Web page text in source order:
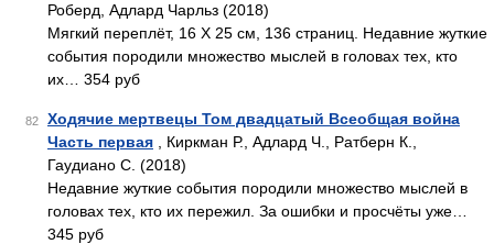
Роберд, Адлард Чарльз (2018)
Мягкий переплёт, 16 Х 25 см, 136 страниц. Недавние жуткие
события породили множество мыслей в головах тех, кто
их… 354 руб
82
Ходячие мертвецы Том двадцатый Всеобщая война
Часть первая , Киркман Р., Адлард Ч., Ратберн К.,
Гаудиано С. (2018)
Недавние жуткие события породили множество мыслей в
головах тех, кто их пережил. За ошибки и просчёты уже…
345 руб